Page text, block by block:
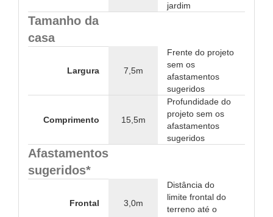
jardim
Tamanho da
casa
Largura 7,5m
Frente do projeto
sem os
afastamentos
sugeridos
Comprimento 15,5m
Profundidade do
projeto sem os
afastamentos
sugeridos
Afastamentos
sugeridos*
Frontal 3,0m
Distância do
limite frontal do
terreno até o